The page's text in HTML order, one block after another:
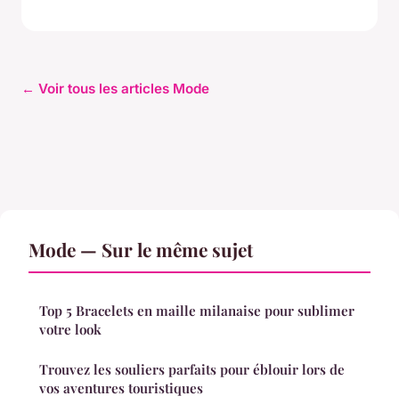
← Voir tous les articles Mode
Mode — Sur le même sujet
Top 5 Bracelets en maille milanaise pour sublimer
votre look
Trouvez les souliers parfaits pour éblouir lors de
vos aventures touristiques